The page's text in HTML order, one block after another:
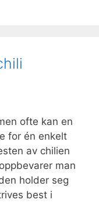
ofte kan en
for én enkelt
av chilien
man
holder seg
best i